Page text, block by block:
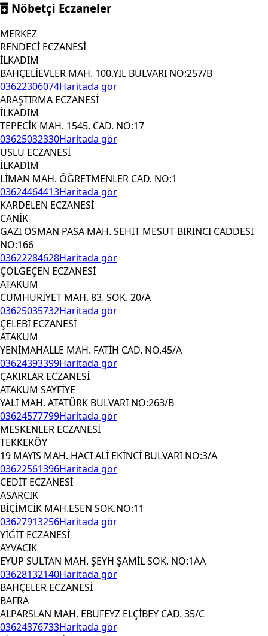
Nöbetçi Eczaneler
MERKEZ
RENDECİ ECZANESİ
İLKADIM
BAHÇELİEVLER MAH. 100.YIL BULVARI NO:257/B
03622306074Haritada gör
ARAŞTIRMA ECZANESİ
İLKADIM
TEPECİK MAH. 1545. CAD. NO:17
03625032330Haritada gör
USLU ECZANESİ
İLKADIM
LİMAN MAH. ÖĞRETMENLER CAD. NO:1
03624464413Haritada gör
KARDELEN ECZANESİ
CANİK
GAZI OSMAN PASA MAH. SEHIT MESUT BIRINCI CADDESI
NO:166
03622284628Haritada gör
ÇÖLGEÇEN ECZANESİ
ATAKUM
CUMHURİYET MAH. 83. SOK. 20/A
03625035732Haritada gör
ÇELEBİ ECZANESİ
ATAKUM
YENİMAHALLE MAH. FATİH CAD. NO.45/A
03624393399Haritada gör
ÇAKIRLAR ECZANESİ
ATAKUM SAYFİYE
YALI MAH. ATATÜRK BULVARI NO:263/B
03624577799Haritada gör
MESKENLER ECZANESİ
TEKKEKÖY
19 MAYIS MAH. HACI ALİ EKİNCİ BULVARI NO:3/A
03622561396Haritada gör
CEDİT ECZANESİ
ASARCIK
BİÇİMCİK MAH.ESEN SOK.NO:11
03627913256Haritada gör
YİĞİT ECZANESİ
AYVACIK
EYÜP SULTAN MAH. ŞEYH ŞAMİL SOK. NO:1AA
03628132140Haritada gör
BAHÇELER ECZANESİ
BAFRA
ALPARSLAN MAH. EBUFEYZ ELÇİBEY CAD. 35/C
03624376733Haritada gör